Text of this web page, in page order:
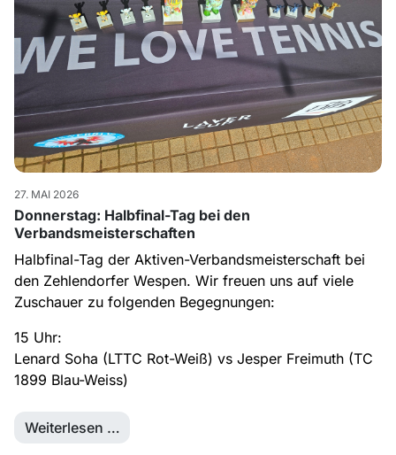
27. MAI 2026
Donnerstag: Halbfinal-Tag bei den
Verbandsmeisterschaften
Halbfinal-Tag der Aktiven-Verbandsmeisterschaft bei
den Zehlendorfer Wespen. Wir freuen uns auf viele
Zuschauer zu folgenden Begegnungen:
15 Uhr:
Lenard Soha (LTTC Rot-Weiß) vs Jesper Freimuth (TC
1899 Blau-Weiss)
Weiterlesen …